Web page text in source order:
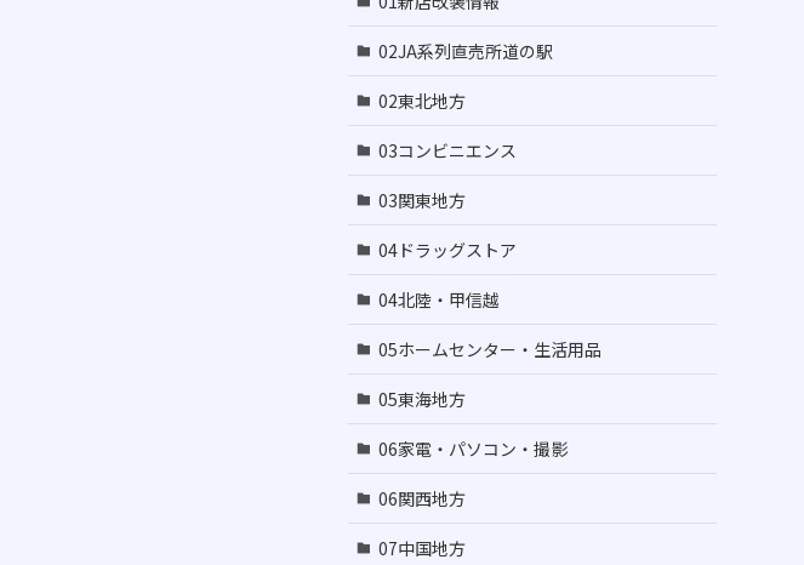
02JA系列直売所道の駅
02東北地方
03コンビニエンス
03関東地方
04ドラッグストア
04北陸・甲信越
05ホームセンター・生活用品
05東海地方
06家電・パソコン・撮影
06関西地方
07中国地方